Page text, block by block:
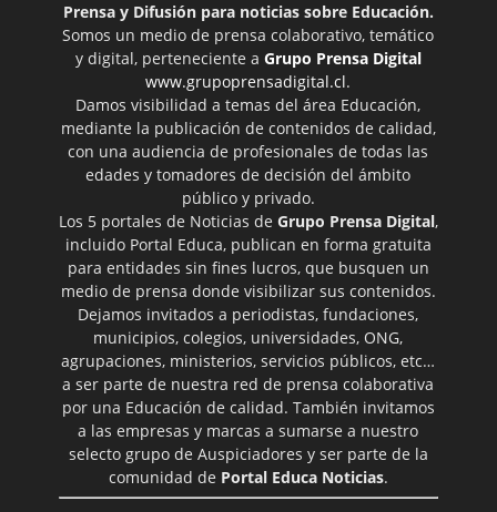
Prensa y Difusión para noticias sobre Educación.
Somos un medio de prensa colaborativo, temático
y digital, perteneciente a Grupo Prensa Digital
www.grupoprensadigital.cl.
Damos visibilidad a temas del área Educación,
mediante la publicación de contenidos de calidad,
con una audiencia de profesionales de todas las
edades y tomadores de decisión del ámbito
público y privado.
Los 5 portales de Noticias de Grupo Prensa Digital,
incluido Portal Educa, publican en forma gratuita
para entidades sin fines lucros, que busquen un
medio de prensa donde visibilizar sus contenidos.
Dejamos invitados a periodistas, fundaciones,
municipios, colegios, universidades, ONG,
agrupaciones, ministerios, servicios públicos, etc…
a ser parte de nuestra red de prensa colaborativa
por una Educación de calidad. También invitamos
a las empresas y marcas a sumarse a nuestro
selecto grupo de Auspiciadores y ser parte de la
comunidad de Portal Educa Noticias.